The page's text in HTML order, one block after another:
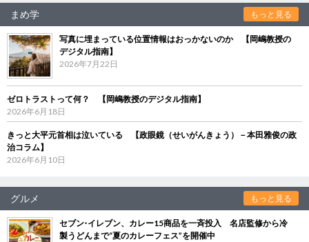
まめ学 もっと見る
写真に埋まっている位置情報はおっかないのか 【岡嶋教授の
デジタル指南】
2026年7月22日
ゼロトラストって何？ 【岡嶋教授のデジタル指南】
2026年6月18日
きっと大平元首相は泣いている 【政眼鏡（せいがんきょう）－本田雅俊の政
治コラム】
2026年6月10日
グルメ もっと見る
セブン‐イレブン、カレー15商品を一斉投入 名店監修から冷
製うどんまで“夏のカレーフェス”を開催中